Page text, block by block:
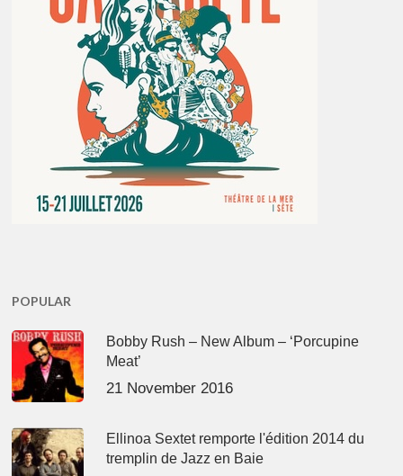
POPULAR
Bobby Rush – New Album – ‘Porcupine
Meat’
21 November 2016
Ellinoa Sextet remporte l'édition 2014 du
tremplin de Jazz en Baie